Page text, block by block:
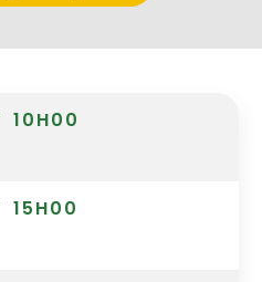
10H00
15H00